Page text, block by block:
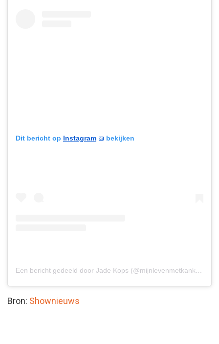
Dit bericht op Instagram bekijken
Een bericht gedeeld door Jade Kops (@mijnlevenmetkanker_)
Bron: Shownieuws